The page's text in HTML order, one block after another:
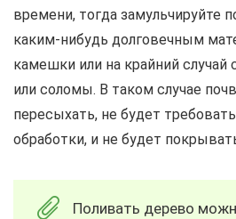
времени, тогда замульчируйте
каким-нибудь долговечным
камешки или на крайний случай
или соломы. В таком случае
пересыхать, не будет
обработки, и не будет
Поливать дерево